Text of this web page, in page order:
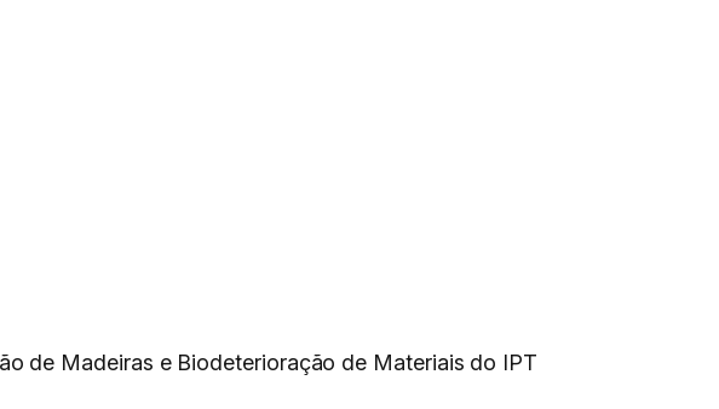
de Madeiras e Biodeterioração de Materiais do IPT